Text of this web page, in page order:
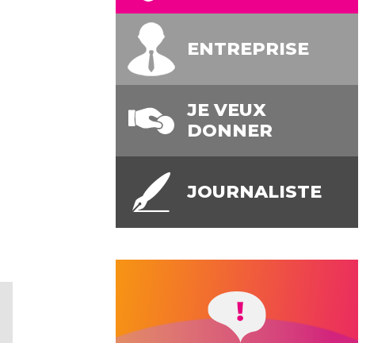
ENTREPRISE
JE VEUX
DONNER
JOURNALISTE